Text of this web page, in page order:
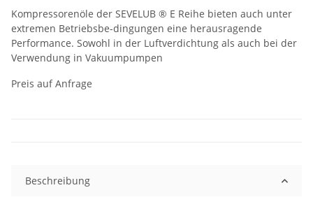
Kompressorenöle der SEVELUB ® E Reihe bieten auch unter
extremen Betriebsbe-dingungen eine herausragende
Performance. Sowohl in der Luftverdichtung als auch bei der
Verwendung in Vakuumpumpen
Preis auf Anfrage
Beschreibung